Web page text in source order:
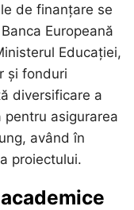
de finanțare se
Europeană
Educației,
și fonduri
diversificare a
asigurarea
având în
proiectului.